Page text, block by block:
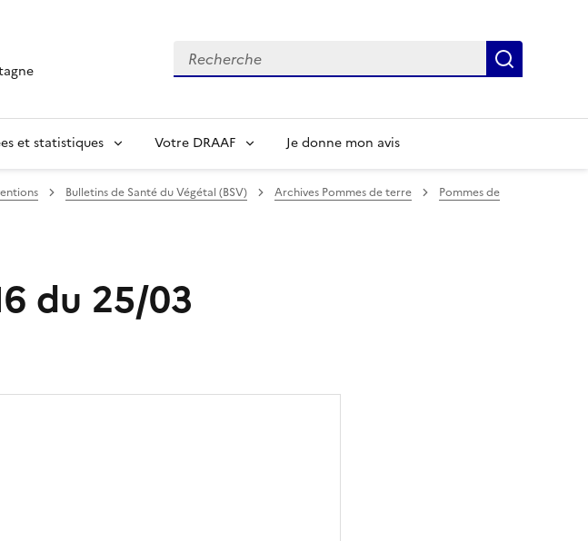
Recherche
et statistiques Votre DRAAF Je donne mon avis
Bulletins de Santé du Végétal (BSV) Archives Pommes de terre
Pommes de
du 25/03